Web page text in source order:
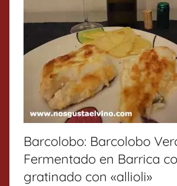
Barcolobo: Barcolobo
Fermentado en Barrica
gratinado con «allioli»